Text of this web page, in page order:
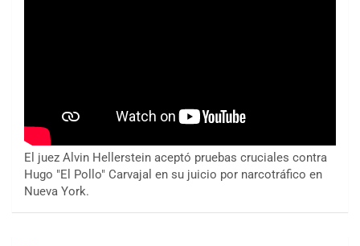
El juez Alvin Hellerstein aceptó pruebas cruciales contra
Hugo "El Pollo" Carvajal en su juicio por narcotráfico en
Nueva York.